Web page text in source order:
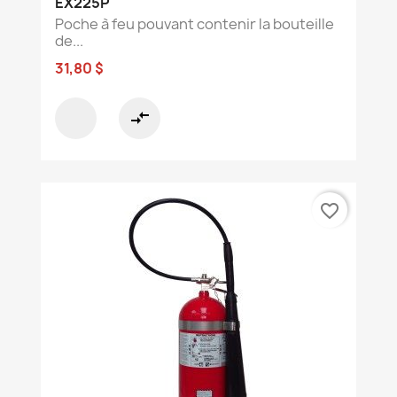
Poche à feu pouvant contenir la bouteille
de...
31,80 $
compare_arrows
favorite_border